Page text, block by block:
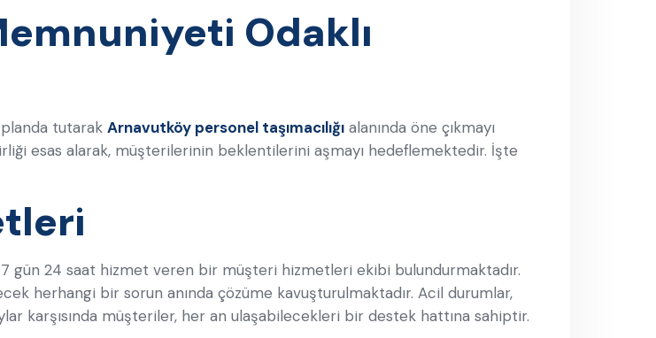
Odaklı
tutarak Arnavutköy personel taşımacılığı alanında öne çıkmayı
esas alarak, müşterilerinin beklentilerini aşmayı hedeflemektedir. İşte
gün 24 saat hizmet veren bir müşteri hizmetleri ekibi bulundurmaktadır.
herhangi bir sorun anında çözüme kavuşturulmaktadır. Acil durumlar,
karşısında müşteriler, her an ulaşabilecekleri bir destek hattına sahiptir.